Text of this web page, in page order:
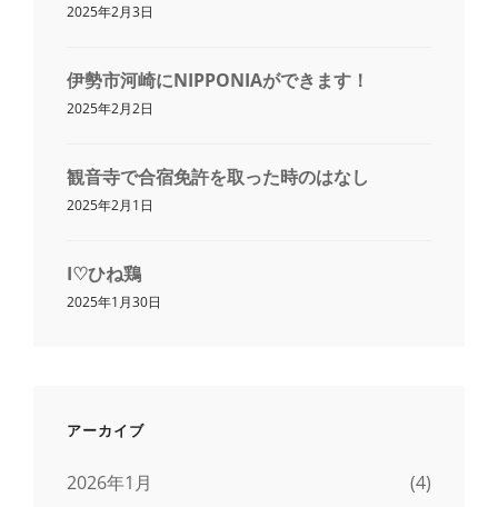
2025年2月3日
伊勢市河崎にNIPPONIAができます！
2025年2月2日
観音寺で合宿免許を取った時のはなし
2025年2月1日
I♡ひね鶏
2025年1月30日
アーカイブ
2026年1月
(4)